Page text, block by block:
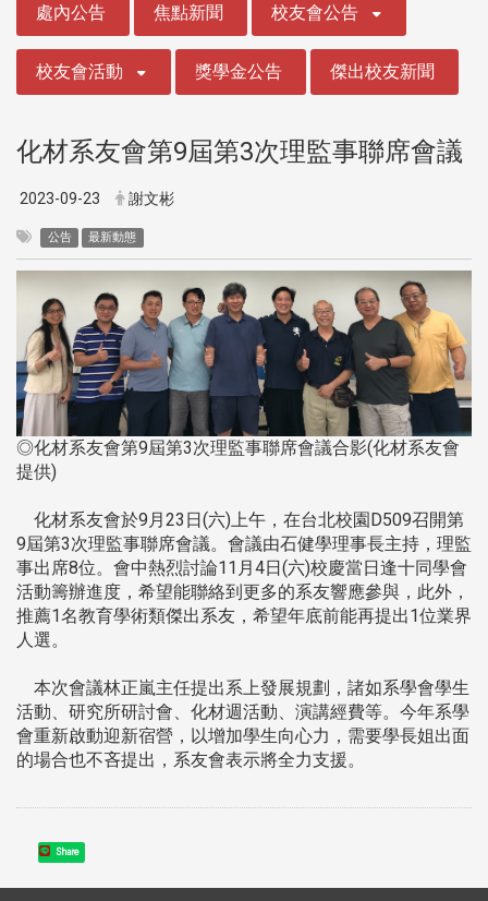
處內公告 焦點新聞 校友會公告
校友會活動 獎學金公告 傑出校友新聞
化材系友會第9屆第3次理監事聯席會議
2023-09-23 謝文彬
公告 最新動態
◎化材系友會第9屆第3次理監事聯席會議合影(化材系友會
提供)
化材系友會於9月23日(六)上午，在台北校園D509召開第
9屆第3次理監事聯席會議。會議由石健學理事長主持，理監
事出席8位。會中熱烈討論11月4日(六)校慶當日逢十同學會
活動籌辦進度，希望能聯絡到更多的系友響應參與，此外，
推薦1名教育學術類傑出系友，希望年底前能再提出1位業界
人選。
本次會議林正嵐主任提出系上發展規劃，諸如系學會學生
活動、研究所研討會、化材週活動、演講經費等。今年系學
會重新啟動迎新宿營，以增加學生向心力，需要學長姐出面
的場合也不吝提出，系友會表示將全力支援。
Share